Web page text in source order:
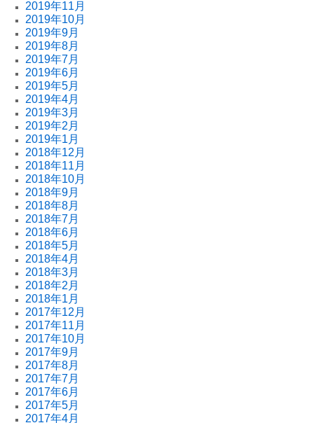
2019年11月
2019年10月
2019年9月
2019年8月
2019年7月
2019年6月
2019年5月
2019年4月
2019年3月
2019年2月
2019年1月
2018年12月
2018年11月
2018年10月
2018年9月
2018年8月
2018年7月
2018年6月
2018年5月
2018年4月
2018年3月
2018年2月
2018年1月
2017年12月
2017年11月
2017年10月
2017年9月
2017年8月
2017年7月
2017年6月
2017年5月
2017年4月